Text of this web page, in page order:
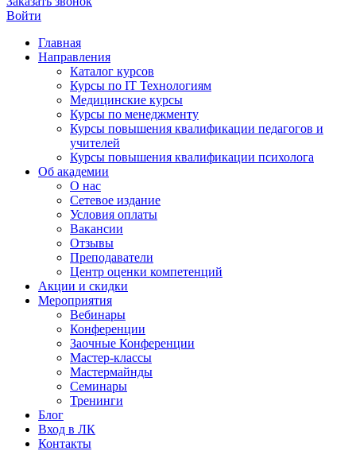
Войти
Главная
Направления
Каталог курсов
Курсы по IT Технологиям
Медицинские курсы
Курсы по менеджменту
Курсы повышения квалификации педагогов и
учителей
Курсы повышения квалификации психолога
Об академии
О нас
Сетевое издание
Условия оплаты
Вакансии
Отзывы
Преподаватели
Центр оценки компетенций
Акции и скидки
Мероприятия
Вебинары
Конференции
Заочные Конференции
Мастер-классы
Мастермайнды
Семинары
Тренинги
Блог
Вход в ЛК
Контакты